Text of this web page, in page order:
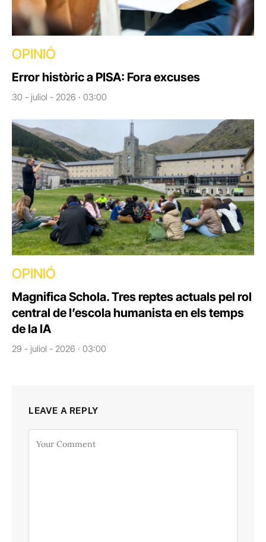
OPINIÓ
Error històric a PISA: Fora excuses
30 - juliol - 2026 · 03:00
OPINIÓ
Magnifica Schola. Tres reptes actuals pel rol
central de l’escola humanista en els temps
de la IA
29 - juliol - 2026 · 03:00
LEAVE A REPLY